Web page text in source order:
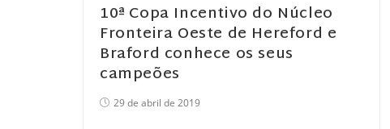
10ª Copa Incentivo do Núcleo
Fronteira Oeste de Hereford e
Braford conhece os seus
campeões
29 de abril de 2019